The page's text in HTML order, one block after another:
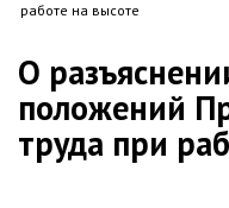
работе на высоте
О
положений
труда при